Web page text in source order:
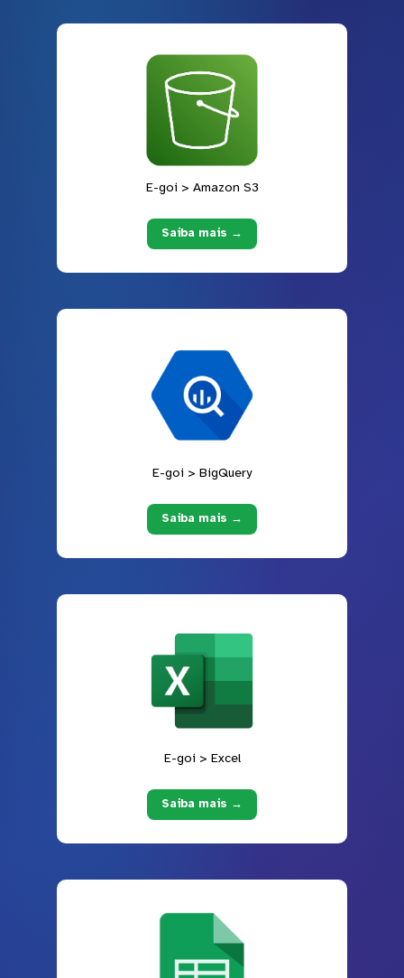
E-goi > Amazon S3
Saiba mais →
E-goi > BigQuery
Saiba mais →
E-goi > Excel
Saiba mais →